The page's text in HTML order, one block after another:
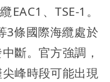
、TSE-1。
3條國際海纜處於
斷。官方強調，
峰時段可能出現